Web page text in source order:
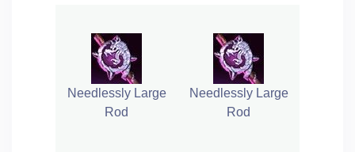
Needlessly Large
Rod
Needlessly Large
Rod